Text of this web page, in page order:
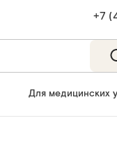
+7
Для медицинских